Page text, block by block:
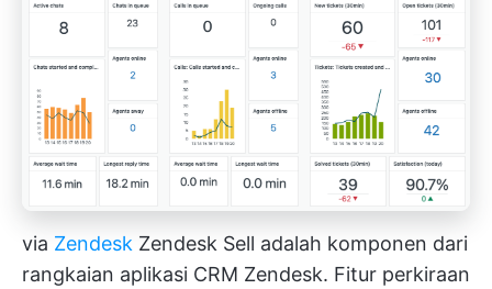
via Zendesk Zendesk Sell adalah komponen dari
rangkaian aplikasi CRM Zendesk. Fitur perkiraan